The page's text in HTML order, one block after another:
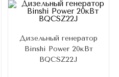
Дизельный генератор
Binshi Power 20кВт
BQCSZ22J